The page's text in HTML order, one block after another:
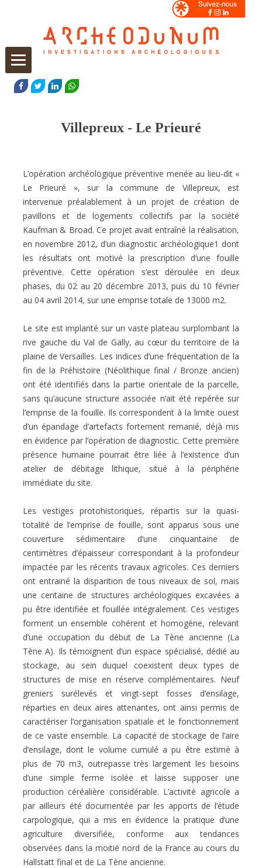
FACEBOOK
TWITTERLINKEDIN
Villepreux - Le Prieuré
L’opération archéologique préventive menée au lieu-dit «
Le Prieuré », sur la commune de Villepreux, est
intervenue préalablement à un projet de création de
pavillons et de logements collectifs par la société
Kaufman & Broad. Ce projet avait entraîné la réalisation,
en novembre 2012, d’un diagnostic archéologique1 dont
les résultats ont motivé la prescription d’une fouille
préventive. Cette opération s’est déroulée en deux
phases, du 02 au 20 décembre 2013, puis du 10 février
au 04 avril 2014, sur une emprise totale de 13000 m2.
Le site est implanté sur un vaste plateau surplombant la
rive gauche du Val de Gally, au cœur du territoire de la
plaine de Versailles. Les indices d’une fréquentation de la
fin de la Préhistoire (Néolithique final / Bronze ancien)
ont été identifiés dans la partie orientale de la parcelle,
sans qu’aucune structure associée n’ait été repérée sur
l’emprise de la fouille. Ils correspondent à la limite ouest
d’un épandage d’artefacts fortement remanié, déjà mis
en évidence par l’opération de diagnostic. Cette première
présence humaine pourrait être liée à l’existence d’un
atelier de débitage lithique, situé à la périphérie
immédiate du site.
Les vestiges protohistoriques, répartis sur la quasi-
totalité de l’emprise de fouille, sont apparus sous une
couverture sédimentaire d’une cinquantaine de
centimètres d’épaisseur correspondant à la profondeur
impactée par les récents travaux agricoles. Ces derniers
ont entrainé la disparition de tous niveaux de sol, mais
une centaine de structures archéologiques excavées a
pu être identifiée et fouillée intégralement. Ces vestiges
forment un ensemble cohérent et homogène, relevant
d’une occupation du début de La Tène ancienne (La
Tène A). Ils témoignent d’un espace spécialisé, dédié au
stockage, au sein duquel coexistent deux types de
structures de mise en réserve complémentaires. Neuf
greniers surélevés et vingt-sept fosses d’ensilage,
réparties en deux aires attenantes, ont ainsi permis de
caractériser l’organisation spatiale et le fonctionnement
de ce vaste ensemble. La capacité de stockage de l’aire
d’ensilage, dont le volume cumulé a pu être estimé à
plus de 70 m3, outrepasse très largement les besoins
d’une simple ferme isolée et laisse supposer une
production céréalière considérable. L’activité agricole a
par ailleurs été documentée par les apports de l’étude
carpologique, qui a mis en évidence la pratique d’une
agriculture diversifiée, conforme aux tendances
observées dans la moitié nord de la France au cours du
Hallstatt final et de La Tène ancienne.